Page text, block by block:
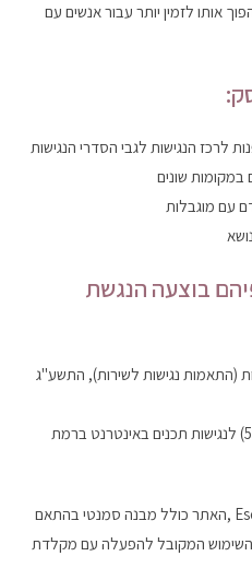
אותו לזמין יותר עבור אנשים עם
לרכז הנגישות לגבי הסדרי הנגישות
שונים
עם מוגבלות
בוצעה הנגשת
(התאמות נגישות לשירות), התשע"ג
ליציאה מתפריטים וחלונות Enter -ו Esc ,האתר כולל מבנה סמנטי בהתאם
השימוש המקובל להפעלה עם מקלדת